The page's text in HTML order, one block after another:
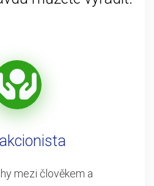
mezi člověkem a